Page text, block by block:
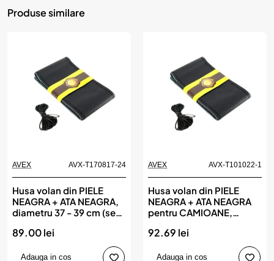
Produse similare
AVEX AVX-T170817-24
Husa volan din PIELE
NEAGRA + ATA NEAGRA,
diametru 37 - 39 cm (se
89.00 lei
Adauga in cos
AVEX AVX-T101022-1
Husa volan din PIELE
NEAGRA + ATA NEAGRA
pentru CAMIOANE,
coase, aspect ORIGINAL)
92.69 lei
Adauga in cos